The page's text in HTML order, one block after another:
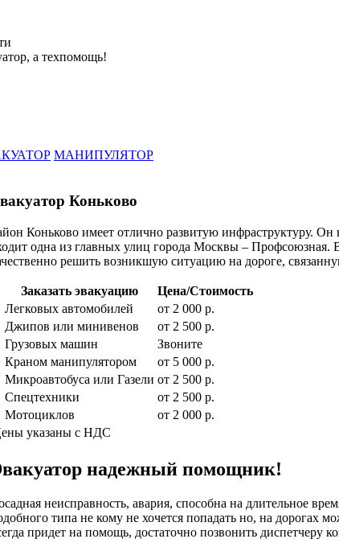
а техпомощь!
МАНИПУЛЯТОР
Коньково
Коньково имеет отлично развитую инфраструктуру.
одна из главных улиц города Москвы – Профсоюзная.
решить возникшую ситуацию на дороге,
Заказать эвакуацию Цена/Стоимость
указаны с НДС
Легковых автомобилей
от 2 000 р.
Джипов или минивенов
от 2 500 р.
Грузовых машин
Звоните
Краном манипулятором
от 5 000 р.
Микроавтобуса или Газели от 2 500 р.
Спецтехники
от 2 500 р.
Мотоциклов
от 2 000 р.
надежный помощник!
неисправность, авария, способна на длительное
типа не кому не хочется попадать но, на дорогах
придет на помощь, достаточно позвонить диспетчеру